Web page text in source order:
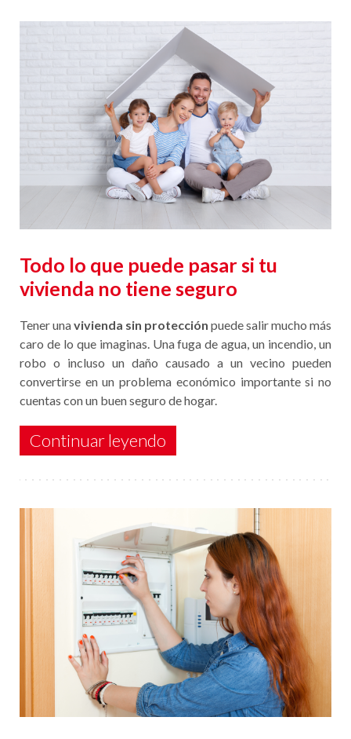
Todo lo que puede pasar si tu
vivienda no tiene seguro
Tener unavivienda sin protección puede salir mucho más
caro de lo que imaginas. Una fuga de agua, un incendio, un
robo o incluso un daño causado a un vecino pueden
convertirse en un problema económico importante si no
cuentas con un buen seguro de hogar.
Continuar leyendo